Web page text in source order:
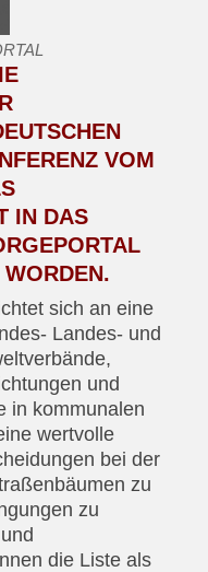
G
VOM U
DAS D
(
sich an eine
Landes- und
und
in kommunalen
wertvolle
bei der
zu
zu
die Liste als